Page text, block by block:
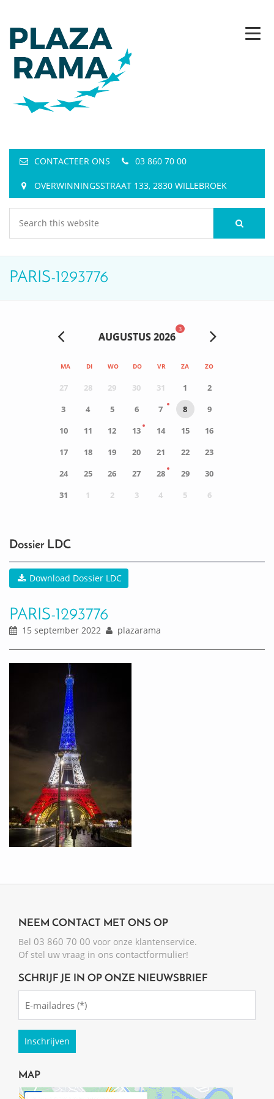
CONTACTEER ONS 03 860 70 00
OVERWINNINGSSTRAAT 133, 2830 WILLEBROEK
PARIS-1293776
AUGUSTUS 2026
3
MA DI WO DO VR ZA ZO
27 28 29 30 31 1
2
3
4 5 6 7 8
9
10
11 12 13 14 15
16
17
18 19 20 21 22
23
24
25 26 27 28 29
30
31
1 2 3 4 5 6
Dossier LDC
Download Dossier LDC
PARIS-1293776
15 september 2022 plazarama
NEEM CONTACT MET ONS OP
Bel 03 860 70 00 voor onze klantenservice.
Of stel uw vraag in ons contactformulier!
SCHRIJF JE IN OP ONZE NIEUWSBRIEF
(Required)
MAP